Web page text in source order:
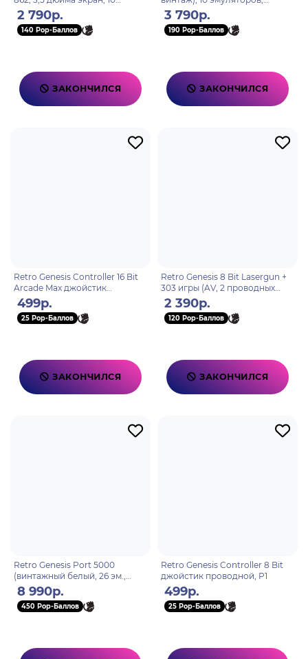
эмуляторов, черная, 3000+
игр, сохранения)
2 790р.
140 Pop-Баллов
ЗАКОНЧИЛСЯ
4000+игр, 3.0 экран IPS,SD-
карта, сохранения)
3 790р.
190 Pop-Баллов
ЗАКОНЧИЛСЯ
Retro Genesis Controller 16 Bit
Arcade Max джойстик
проводной
499р.
25 Pop-Баллов
ЗАКОНЧИЛСЯ
Retro Genesis 8 Bit Lasergun +
303 игры (AV, 2 проводных
джойстика + пистолет Заппер)
2 390р.
120 Pop-Баллов
ЗАКОНЧИЛСЯ
Retro Genesis Port 5000
(винтажный белый, 26 эм.,
10500+игр, 5" экран IPS,SD-
карта, сохр.)
8 990р.
450 Pop-Баллов
Retro Genesis Controller 8 Bit
джойстик проводной, P1
499р.
25 Pop-Баллов